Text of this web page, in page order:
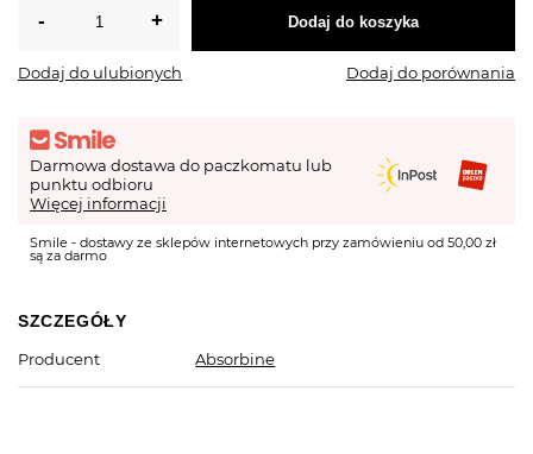
Dodaj do koszyka
Dodaj do ulubionych Dodaj do porównania
Darmowa dostawa do paczkomatu lub
punktu odbioru
Więcej informacji
Smile - dostawy ze sklepów internetowych przy zamówieniu od 50,00 zł
są za darmo
SZCZEGÓŁY
Producent
Absorbine